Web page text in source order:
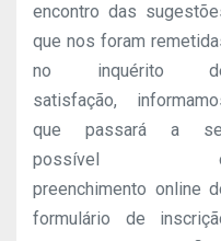
encontro das
que nos foram
no inquérito
satisfação,
que passará a
possível
preenchimento online
formulário de